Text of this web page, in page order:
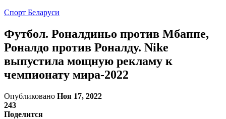
Спорт Беларуси
Футбол. Роналдиньо против Мбаппе,
Роналдо против Роналду. Nike
выпустила мощную рекламу к
чемпионату мира-2022
Опубликовано Ноя 17, 2022
243
Поделится